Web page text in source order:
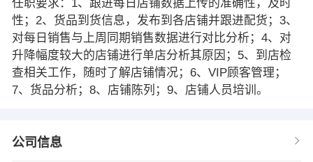
任职要求：1、跟进每日店铺数据上传的准确性，及时
性；2、货品到货信息，发布到各店铺并跟进配货；3、
对每日销售与上周同期销售数据进行对比分析；4、对
升降幅度较大的店铺进行单店分析其原因；5、到店检
查相关工作，随时了解店铺情况；6、VIP顾客管理；
7、货品分析；8、店铺陈列；9、店铺人员培训。
公司信息